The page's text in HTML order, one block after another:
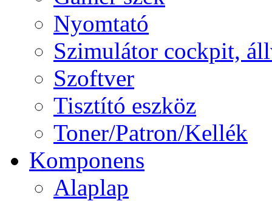
Nyomtató
Szimulátor cockpit,
Szoftver
Tisztító eszköz
Toner/Patron/Kellék
Komponens
Alaplap